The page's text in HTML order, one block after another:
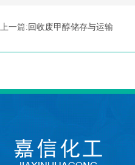
上一篇: 回收废甲醇储存与运输